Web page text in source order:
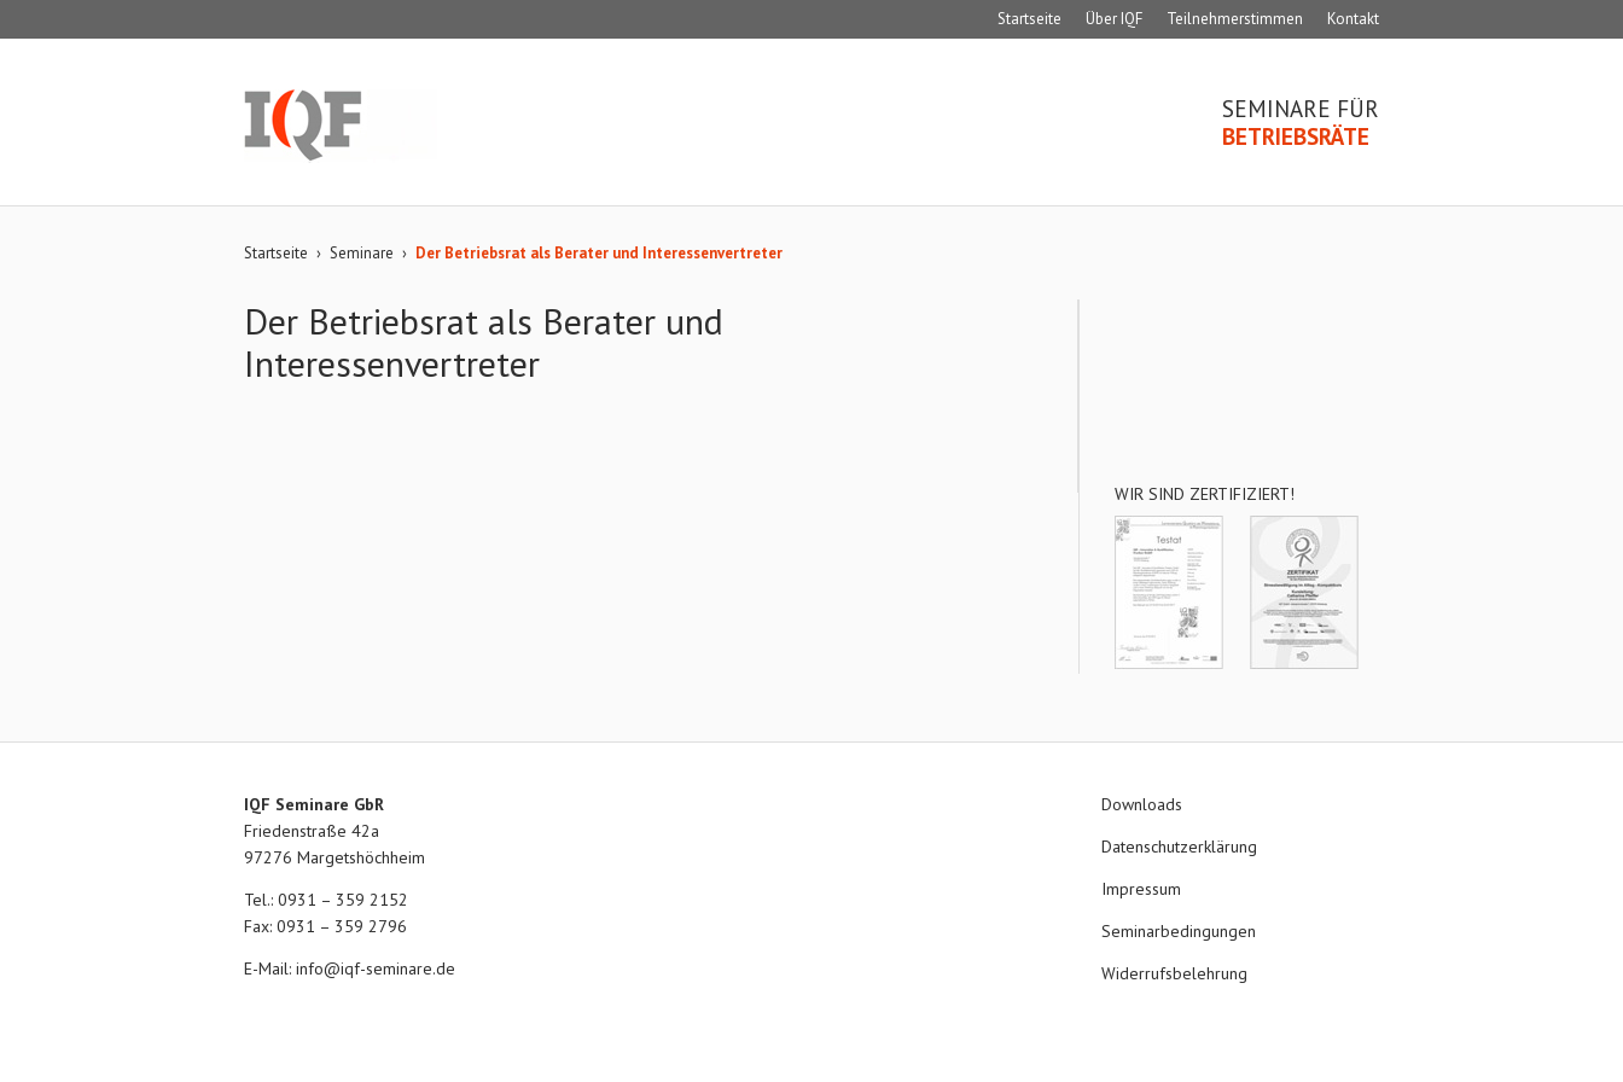
Startseite Über IQF Teilnehmerstimmen Kontakt
SEMINARE FÜR
BETRIEBSRÄTE
Startseite › Seminare › Der Betriebsrat als Berater und Interessenvertreter
Der Betriebsrat als Berater und
Interessenvertreter
WIR SIND ZERTIFIZIERT!
IQF Seminare GbR
Friedenstraße 42a
97276 Margetshöchheim
Tel.: 0931 – 359 2152
Fax: 0931 – 359 2796
E-Mail: info@iqf-seminare.de
Downloads
Datenschutzerklärung
Impressum
Seminarbedingungen
Widerrufsbelehrung